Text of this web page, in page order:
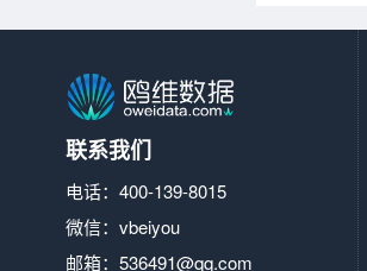
联系我们
电话：400-139-8015
微信：vbeiyou
邮箱： 536491@qq.com